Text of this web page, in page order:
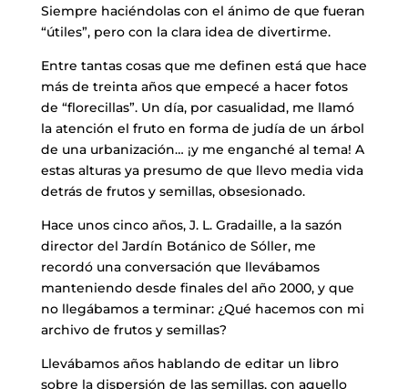
Siempre haciéndolas con el ánimo de que fueran
“útiles”, pero con la clara idea de divertirme.
Entre tantas cosas que me definen está que hace
más de treinta años que empecé a hacer fotos
de “florecillas”. Un día, por casualidad, me llamó
la atención el fruto en forma de judía de un árbol
de una urbanización… ¡y me enganché al tema! A
estas alturas ya presumo de que llevo media vida
detrás de frutos y semillas, obsesionado.
Hace unos cinco años, J. L. Gradaille, a la sazón
director del Jardín Botánico de Sóller, me
recordó una conversación que llevábamos
manteniendo desde finales del año 2000, y que
no llegábamos a terminar: ¿Qué hacemos con mi
archivo de frutos y semillas?
Llevábamos años hablando de editar un libro
sobre la dispersión de las semillas, con aquello